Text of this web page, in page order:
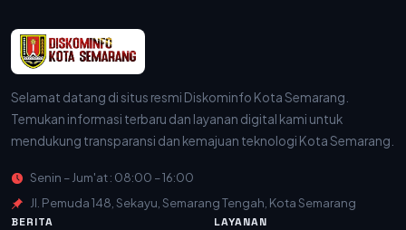
Selamat datang di situs resmi Diskominfo Kota Semarang.
Temukan informasi terbaru dan layanan digital kami untuk
mendukung transparansi dan kemajuan teknologi Kota Semarang.
Senin – Jum'at : 08:00 – 16:00
Jl. Pemuda 148, Sekayu, Semarang Tengah, Kota Semarang
BERITA LAYANAN